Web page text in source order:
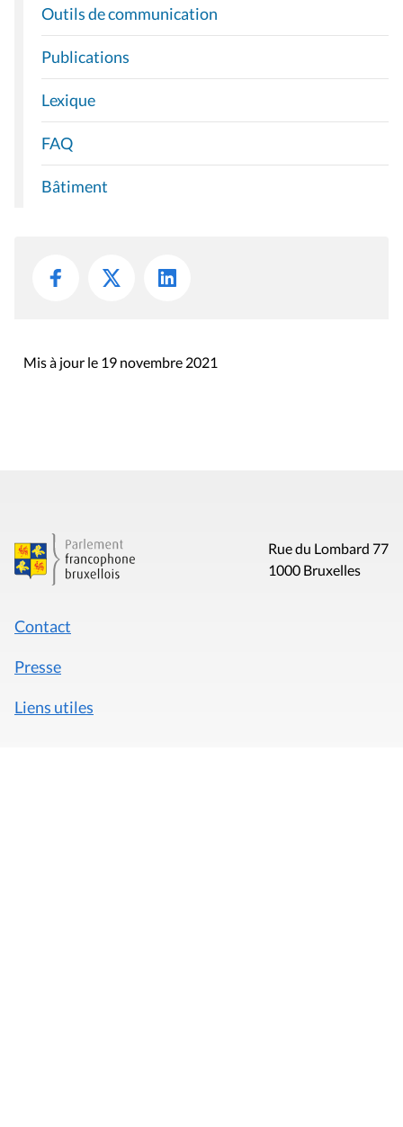
Outils de communication
Publications
Lexique
FAQ
Bâtiment
Mis à jour le 19 novembre 2021
Rue du Lombard 77
1000 Bruxelles
Contact
Presse
Liens utiles